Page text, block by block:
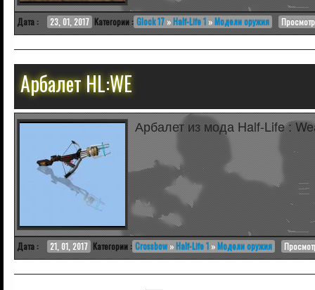
Дата : 23, 01, 2017 Категории : Glock 17 »Half-Life 1 »Модели оружия
Арбалет HL:WE
Арбалет из мода Half-Life :
Дата : 21, 01, 2017 Категории : Crossbow »Half-Life 1 »Модели оружия